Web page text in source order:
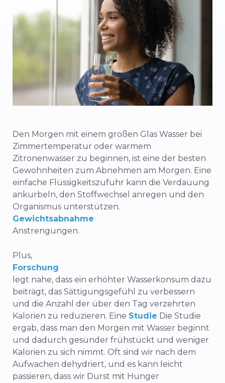
Den Morgen mit einem großen Glas Wasser bei
Zimmertemperatur oder warmem
Zitronenwasser zu beginnen, ist eine der besten
Gewohnheiten zum Abnehmen am Morgen. Eine
einfache Flüssigkeitszufuhr kann die Verdauung
ankurbeln, den Stoffwechsel anregen und den
Organismus unterstützen.
Gewichtsabnahme
Anstrengungen.
Plus,
Forschung
legt nahe, dass ein erhöhter Wasserkonsum dazu
beiträgt, das Sättigungsgefühl zu verbessern
und die Anzahl der über den Tag verzehrten
Kalorien zu reduzieren. Eine Studie Die Studie
ergab, dass man den Morgen mit Wasser beginnt
und dadurch gesünder frühstückt und weniger
Kalorien zu sich nimmt. Oft sind wir nach dem
Aufwachen dehydriert, und es kann leicht
passieren, dass wir Durst mit Hunger